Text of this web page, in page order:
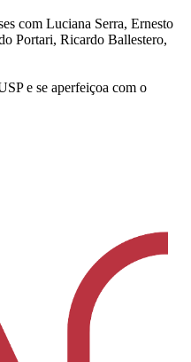
com Luciana Serra, Ernesto
Portari, Ricardo Ballestero,
e se aperfeiçoa com o